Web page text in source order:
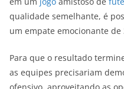
qualidade semelhante, é
um empate emocionante de
Para que o resultado
as equipes precisariam